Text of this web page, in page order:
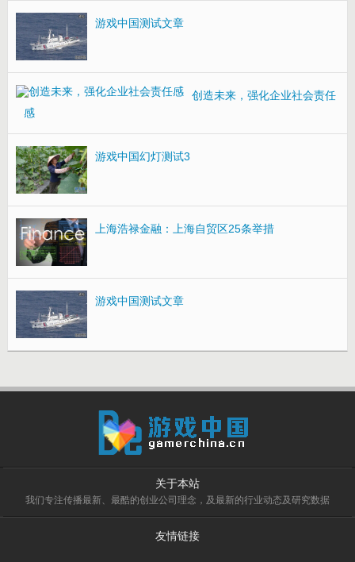
游戏中国测试文章
创造未来，强化企业社会责任
感
游戏中国幻灯测试3
上海浩禄金融：上海自贸区25条举措
游戏中国测试文章
关于本站
我们专注传播最新、最酷的创业公司理念，及最新的行业动态及研究数据
友情链接